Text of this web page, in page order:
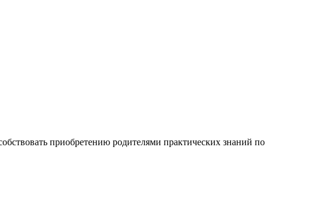
приобретению родителями практических знаний по